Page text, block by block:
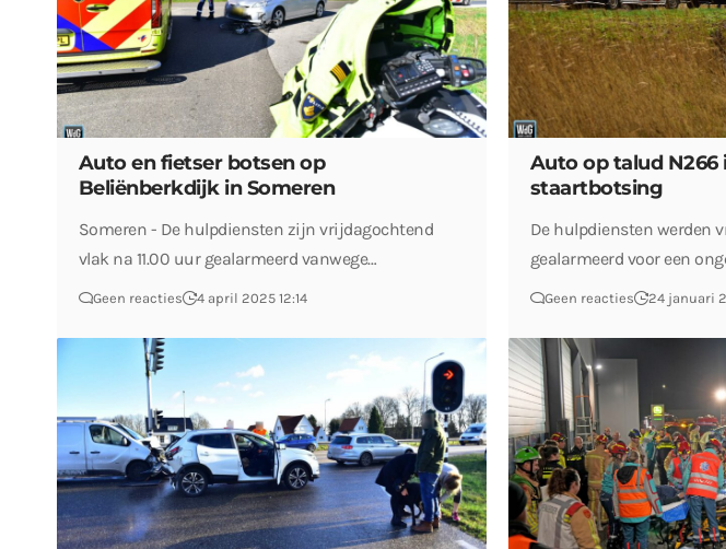
Auto en fietser botsen op
Beliënberkdijk in Someren
Someren - De hulpdiensten zijn vrijdagochtend
vlak na 11.00 uur gealarmeerd vanwege…
Geen reacties 4 april 2025 12:14
Auto op talud N266
staartbotsing
De hulpdiensten werden
gealarmeerd voor een
Geen reacties 24 januari